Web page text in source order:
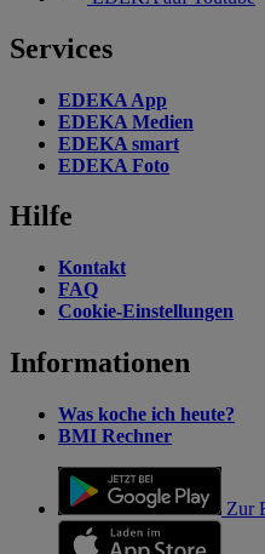
Services
EDEKA App
EDEKA Medien
EDEKA smart
EDEKA Foto
Hilfe
Kontakt
FAQ
Cookie-Einstellungen
Informationen
Was koche ich heute?
BMI Rechner
Zur